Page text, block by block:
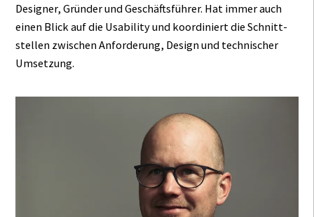
Designer, Gründer und Geschäfts­führer. Hat immer auch
einen Blick auf die Usability und koordiniert die Schnitt­
stellen zwischen Anforderung, Design und technischer
Umsetzung.